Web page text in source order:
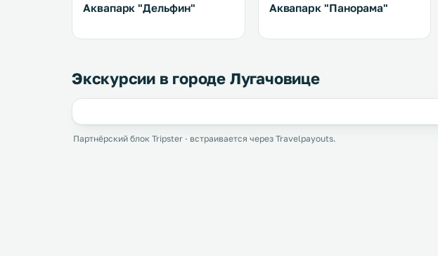
Аквапарк "Дельфин" Аквапарк "Панорама"
Экскурсии в городе Лугачовице
Партнёрский блок Tripster · встраивается через Travelpayouts.